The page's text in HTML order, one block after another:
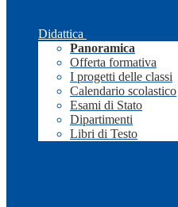
Didattica
Panoramica
Offerta formativa
I progetti delle classi
Calendario scolastico
Esami di Stato
Dipartimenti
Libri di Testo